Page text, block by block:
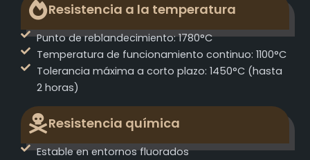
Resistencia a la temperatura
Punto de reblandecimiento: 1780°C
Temperatura de funcionamiento continuo: 1100°C
Tolerancia máxima a corto plazo: 1450°C (hasta
2 horas)
Resistencia química
Estable en entornos fluorados